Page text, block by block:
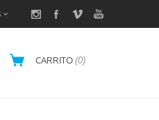
CARRITO (0)